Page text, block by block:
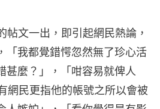
帖文一出，即引起網民熱論，
「我都覺錯愕忽然無了珍心活
甚麼？」，「咁容易就俾人
網民更指他的帳號之所以會被